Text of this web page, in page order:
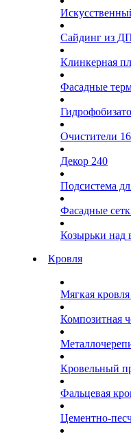
Сайдинг из
Клинкерная
Фасадные
Очистители 16
Декор 240
Подсистема
Фасадные
Козырьки над
Кровля
Мягкая кровля
Композитная
Кровельный
Фальцевая
Цементно-